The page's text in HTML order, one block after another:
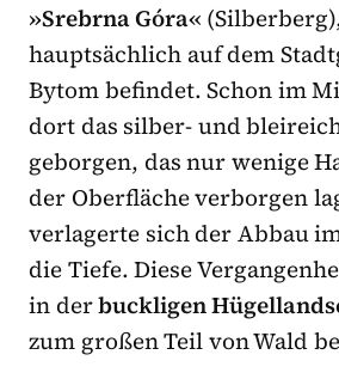
»Srebrna Góra«
hauptsächlich auf dem
Bytom befindet. Schon im
dort das silber- und
geborgen, das nur wenige
der Oberfläche verborgen
verlagerte sich der Abbau
die Tiefe. Diese
in derbuckligen
zum großen Teil von Wald